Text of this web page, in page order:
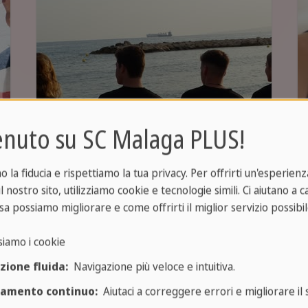
Corsi per giovani
Imparare lo spagnolo con
un'immersione linguistica a
lo spagnolo: i nostri corsi sono riconosciuti
di prestigiose case editrici e di un'ampia
su SC Malaga PLUS!
la fiducia e rispettiamo la tua privacy. Per offrirti
nostro sito, utilizziamo cookie e tecnologie simili. Ci aiutano a
possiamo migliorare e come offrirti il miglior servizio
i cookie
fluida:Navigazione più veloce e intuitiva.
continuo:Aiutaci a correggere errori e migliorare il